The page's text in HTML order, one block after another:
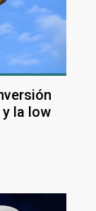
y la low